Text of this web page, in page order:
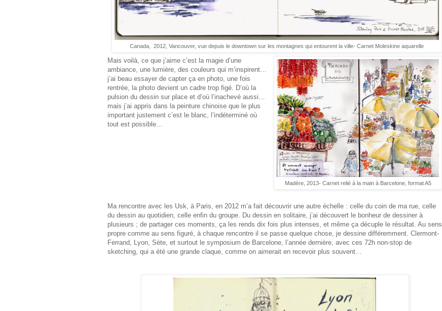
Canada, 2012, Vancouver, vue depuis le downtown sur les montagnes qui entourent la ville- Carnet Moleskine aquarelle
Madère, 2013- Carnet relié à la main à Barcelone, format A5
Mais voilà, ce que j’aime c’est la magie d’une
ambiance, une lumière, des couleurs qui m’inspirent…
j’ai beau essayer de capter ça en photo, une fois
rentrée, la photo devient un cadre trop figé. D’où la
pulsion du dessin sur place et d’où l’inachevé aussi…
mais j’ai appris dans la peinture chinoise que le plus
important justement c’est le blanc, l’indéterminé où
tout est possible...
Ma rencontre avec les Usk, à Paris, en 2012 m’a fait découvrir une autre échelle : celle du coin de ma rue, celle
du dessin au quotidien, celle enfin du groupe. Du dessin en solitaire, j’ai découvert le bonheur de dessiner à
plusieurs ; de partager ces moments, ça les rends dix fois plus intenses, et même ça décuple le résultat. Au sens
propre comme au sens figuré, à chaque rencontre il se passe quelque chose, je dessine différemment. Clermont-
Ferrand, Lyon, Sète, et surtout le symposium de Barcelone, l’année dernière, avec ces 72h non-stop de
sketching, qui a été une grande claque, comme on aimerait en recevoir plus souvent…